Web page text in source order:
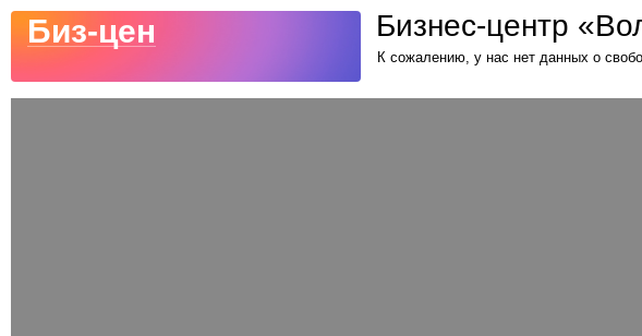
Биз-цен Бизнес-центр
К сожалению, у нас нет данных о